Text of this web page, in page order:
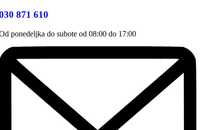
871 610
ponedeljka do subote od 08:00 do 17:00